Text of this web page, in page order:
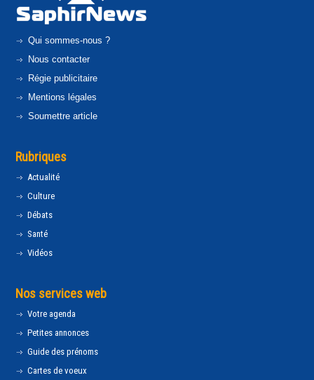
Qui sommes-nous ?
Nous contacter
Régie publicitaire
Mentions légales
Soumettre article
Rubriques
Actualité
Culture
Débats
Santé
Vidéos
Nos services web
Votre agenda
Petites annonces
Guide des prénoms
Cartes de voeux